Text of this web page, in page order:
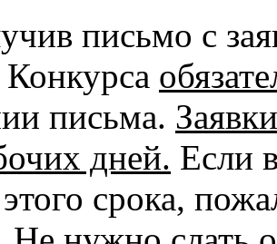
письмо с
письма.
дней. Если
срока,